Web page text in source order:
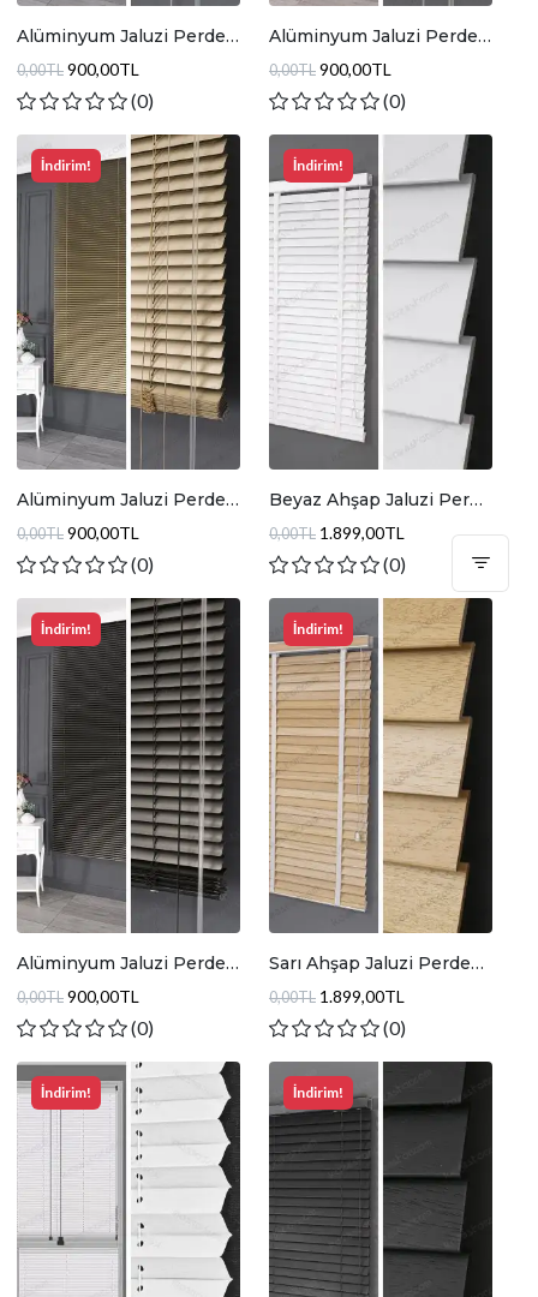
Alüminyum Jaluzi Perde
0,00TL 900,00TL
(0)
Alüminyum Jaluzi Perde
0,00TL 900,00TL
(0)
İndirim!
Alüminyum Jaluzi Perde
0,00TL 900,00TL
(0)
İndirim!
Beyaz Ahşap Jaluzi Perde
0,00TL 1.899,00TL
(0)
İndirim!
Alüminyum Jaluzi Perde
0,00TL 900,00TL
(0)
İndirim!
Sarı Ahşap Jaluzi Perde
0,00TL 1.899,00TL
(0)
İndirim! İndirim!